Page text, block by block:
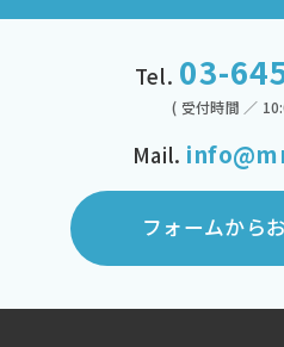
Tel. 03-
( 受付時間 ／
Mail.
フォームから